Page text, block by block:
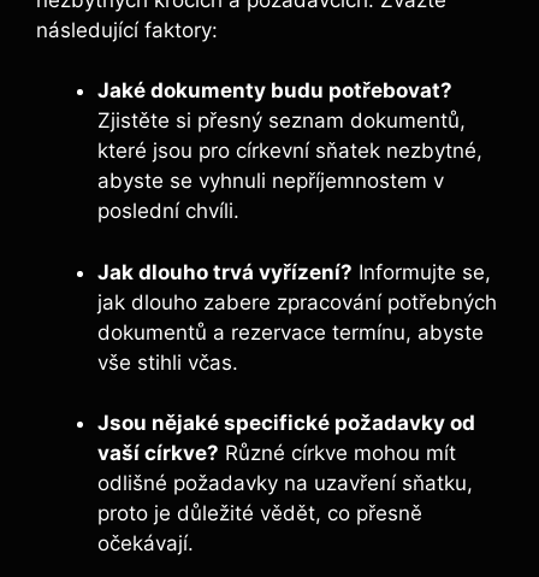
následující faktory:
Jaké dokumenty budu potřebovat?
Zjistěte si přesný seznam dokumentů,
které jsou pro církevní sňatek nezbytné,
abyste se vyhnuli nepříjemnostem v
poslední chvíli.
Jak dlouho trvá vyřízení? Informujte se,
jak dlouho zabere zpracování potřebných
dokumentů a rezervace termínu, abyste
vše stihli včas.
Jsou nějaké specifické požadavky od
vaší církve? Různé církve mohou mít
odlišné požadavky na uzavření sňatku,
proto je důležité vědět, co přesně
očekávají.